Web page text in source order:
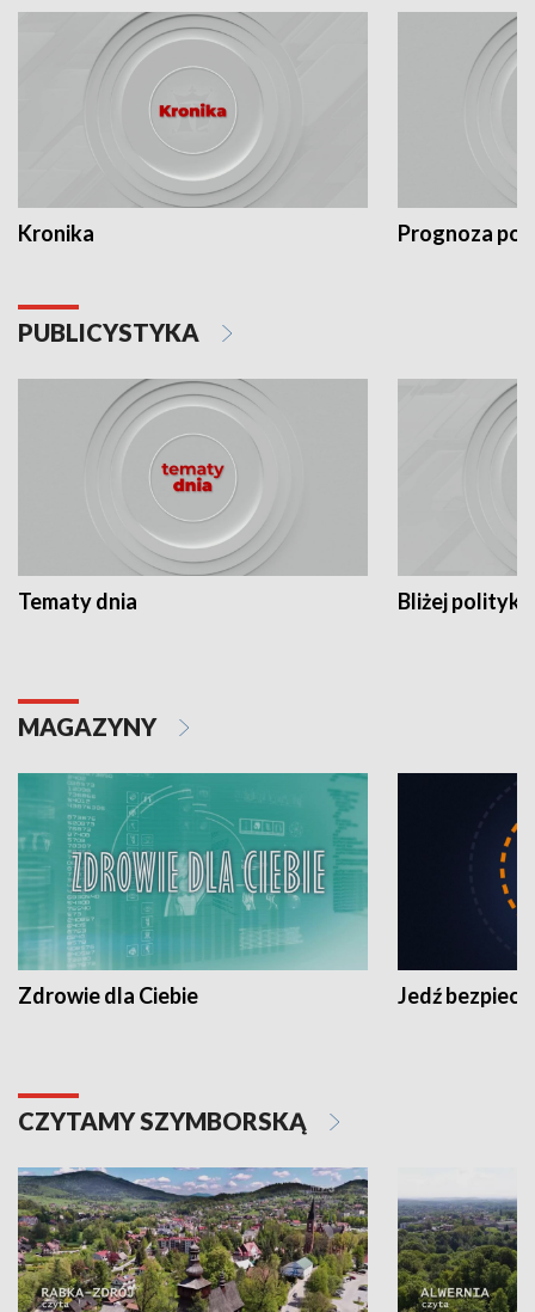
Kronika Prognoza
PUBLICYSTYKA
Tematy dnia Bliżej polityki
MAGAZYNY
Zdrowie dla Ciebie Jedź
CZYTAMY SZYMBORSKĄ